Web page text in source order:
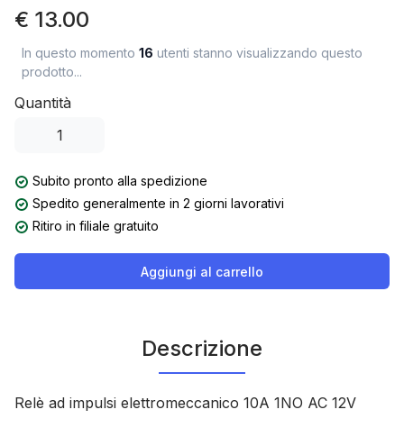
€ 13.00
In questo momento 16 utenti stanno visualizzando questo
prodotto...
Quantità
Subito pronto alla spedizione
Spedito generalmente in 2 giorni lavorativi
Ritiro in filiale gratuito
Aggiungi al carrello
Descrizione
Relè ad impulsi elettromeccanico 10A 1NO AC 12V